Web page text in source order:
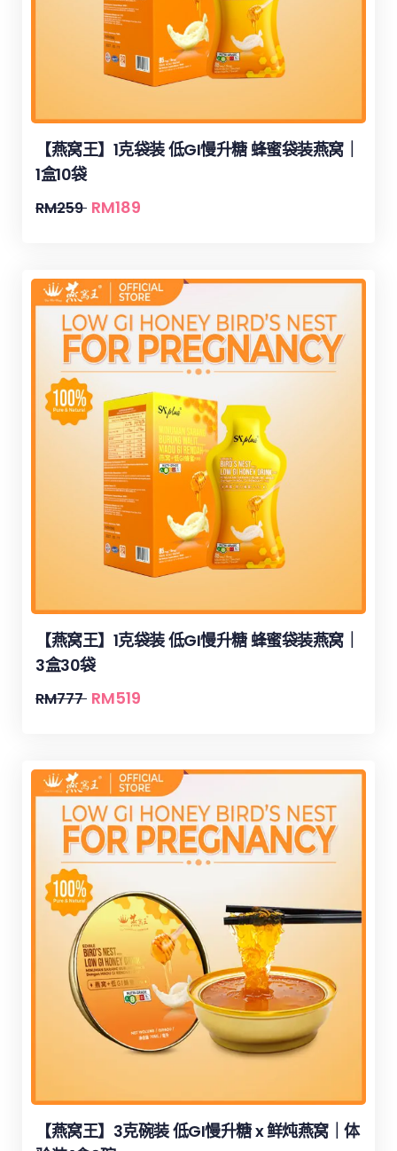
【燕窝王】1克袋装 低GI慢升糖 蜂蜜袋装燕窝｜
1盒10袋
RM259 RM189
【燕窝王】1克袋装 低GI慢升糖 蜂蜜袋装燕窝｜
3盒30袋
RM777 RM519
【燕窝王】3克碗装 低GI慢升糖 x 鲜炖燕窝｜体